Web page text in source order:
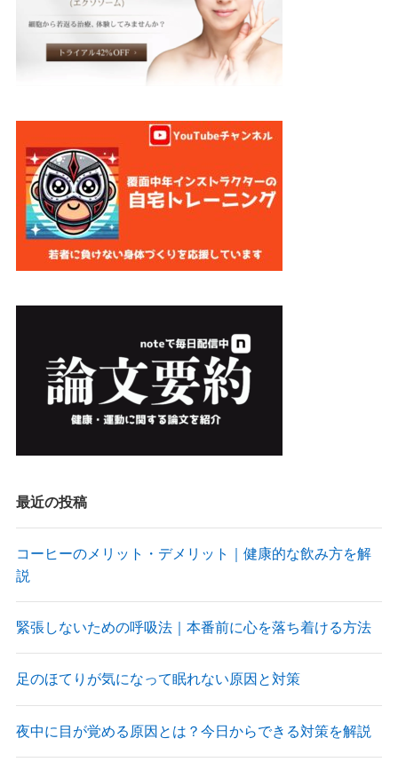
最近の投稿
コーヒーのメリット・デメリット｜健康的な飲み方を解
説
緊張しないための呼吸法｜本番前に心を落ち着ける方法
足のほてりが気になって眠れない原因と対策
夜中に目が覚める原因とは？今日からできる対策を解説